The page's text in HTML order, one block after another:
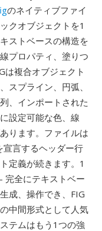
のネイティブファイ
クオブジェクトを1
ストベースの構造を
プロパティ、塗りつ
は複合オブジェクト
スプライン、円弧、
、インポートされた
設定可能な色、線
ります。ファイルは
言するヘッダー行
定義が続きます。1
全にテキストベー
成、操作でき、FIG
中間形式として人気
テムはもう1つの強